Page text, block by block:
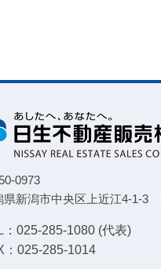
0973
県新潟市中央区上近江4-1-3
：025-285-1080 (代表)
：025-285-1014